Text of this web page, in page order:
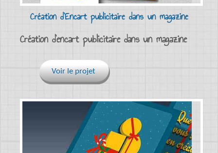
Création d'Encart publicitaire dans un magazine
Création d’encart publicitaire dans un magazine
Voir le projet